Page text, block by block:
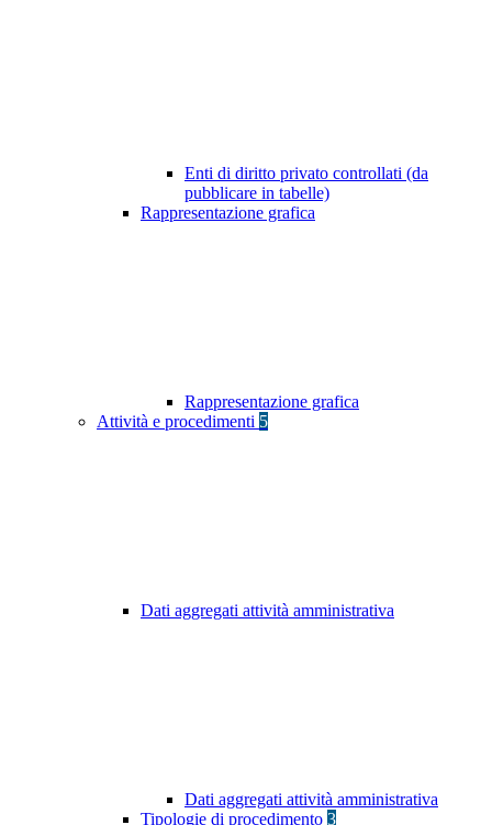
Enti di diritto privato controllati (da
pubblicare in tabelle)
Rappresentazione grafica
Rappresentazione grafica
Attività e procedimenti 5
Dati aggregati attività amministrativa
Dati aggregati attività amministrativa
Tipologie di procedimento 3